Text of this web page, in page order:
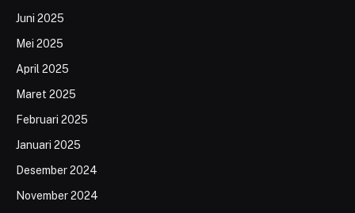
Juni 2025
Mei 2025
April 2025
Maret 2025
Februari 2025
Januari 2025
Desember 2024
November 2024